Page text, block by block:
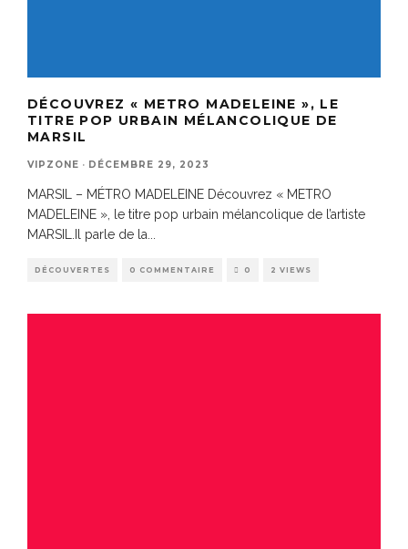
DÉCOUVREZ « METRO MADELEINE », LE
TITRE POP URBAIN MÉLANCOLIQUE DE
MARSIL
VIPZONE · DÉCEMBRE 29, 2023
MARSIL – MÉTRO MADELEINE Découvrez « METRO
MADELEINE », le titre pop urbain mélancolique de l’artiste
MARSIL.Il parle de la...
DÉCOUVERTES 0 COMMENTAIRE 0 2 VIEWS